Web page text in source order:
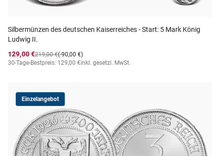
Silbermünzen des deutschen Kaiserreiches - Start: 5 Mark König
Ludwig II.
129,00 €
(-90,00 €)
219,00 €
30-Tage-Bestpreis: 129,00 €inkl. gesetzl. MwSt.
Einzelangebot